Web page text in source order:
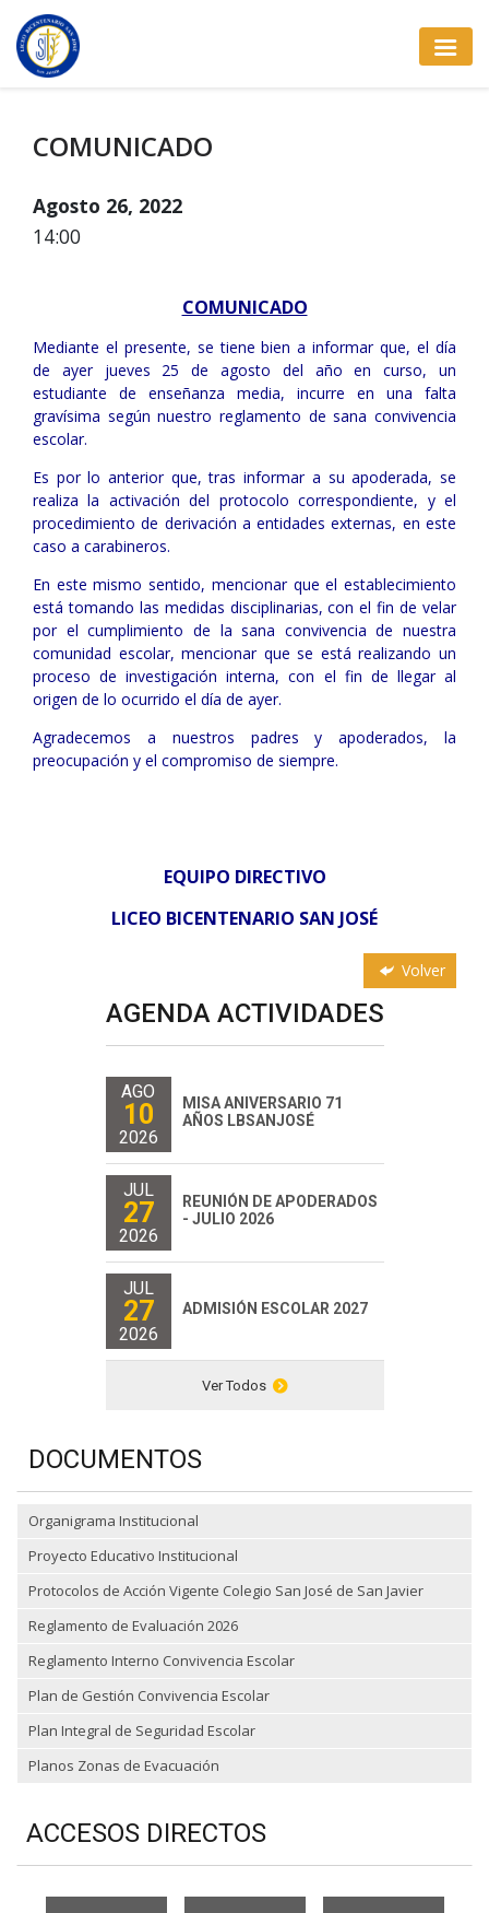
COMUNICADO
Agosto 26, 2022
14:00
COMUNICADO
Mediante el presente, se tiene bien a informar que, el día
de ayer jueves 25 de agosto del año en curso, un
estudiante de enseñanza media, incurre en una falta
gravísima según nuestro reglamento de sana convivencia
escolar.
Es por lo anterior que, tras informar a su apoderada, se
realiza la activación del protocolo correspondiente, y el
procedimiento de derivación a entidades externas, en este
caso a carabineros.
En este mismo sentido, mencionar que el establecimiento
está tomando las medidas disciplinarias, con el fin de velar
por el cumplimiento de la sana convivencia de nuestra
comunidad escolar, mencionar que se está realizando un
proceso de investigación interna, con el fin de llegar al
origen de lo ocurrido el día de ayer.
Agradecemos a nuestros padres y apoderados, la
preocupación y el compromiso de siempre.
EQUIPO DIRECTIVO
LICEO BICENTENARIO SAN JOSÉ
Volver
AGENDA ACTIVIDADES
AGO
10
2026
MISA ANIVERSARIO 71
AÑOS LBSANJOSÉ
JUL
27
2026
REUNIÓN DE APODERADOS
- JULIO 2026
JUL
27
2026
ADMISIÓN ESCOLAR 2027
Ver Todos
DOCUMENTOS
Organigrama Institucional
Proyecto Educativo Institucional
Protocolos de Acción Vigente Colegio San José de San Javier
Reglamento de Evaluación 2026
Reglamento Interno Convivencia Escolar
Plan de Gestión Convivencia Escolar
Plan Integral de Seguridad Escolar
Planos Zonas de Evacuación
ACCESOS DIRECTOS